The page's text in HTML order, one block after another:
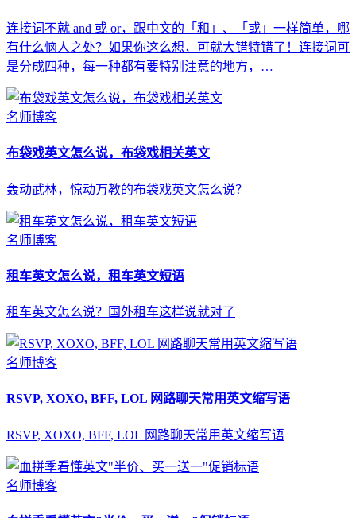
连接词不就 and 或 or，跟中文的「和」、「或」一样简单，哪
有什么恼人之处？如果你这么想，可就大错特错了！连接词可
是分成四种，每一种都有要特别注意的地方，…
名师博客
布袋戏英文怎么说，布袋戏相关英文
轰动武林，惊动万教的布袋戏英文怎么说？
名师博客
租车英文怎么说，租车英文短语
租车英文怎么说？国外租车这样说就对了
名师博客
RSVP, XOXO, BFF, LOL 网路聊天常用英文缩写语
RSVP, XOXO, BFF, LOL 网路聊天常用英文缩写语
名师博客